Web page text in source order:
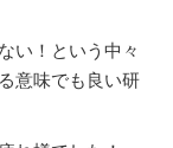
い！という中々
意味でも良い研